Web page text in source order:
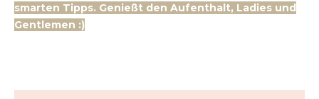
smarten Tipps. Genießt den Aufenthalt, Ladies und
Gentlemen :)